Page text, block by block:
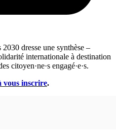
dresse une synthèse –
internationale à destination
citoyen·ne·s engagé·e·s.
vous inscrire.